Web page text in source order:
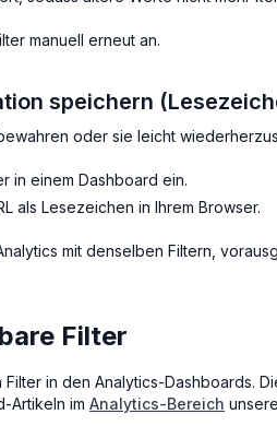
manuell erneut an.
speichern
oder sie leicht
in einem Dashboard ein.
als Lesezeichen in Ihrem Browser.
mit denselben Filtern,
Filter
in den Analytics-Dashboards.
Artikeln im Analytics-Bereich